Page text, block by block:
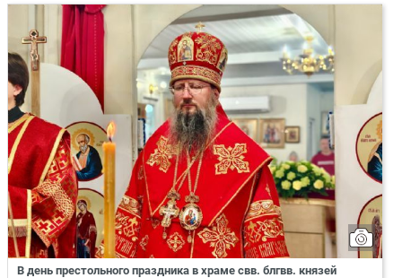
В день престольного праздника в храме свв. блгвв. князей